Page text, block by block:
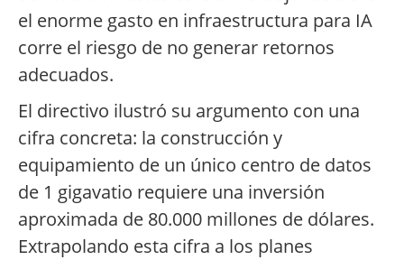
el enorme gasto en infraestructura para IA
corre el riesgo de no generar retornos
adecuados.
El directivo ilustró su argumento con una
cifra concreta: la construcción y
equipamiento de un único centro de datos
de 1 gigavatio requiere una inversión
aproximada de 80.000 millones de dólares.
Extrapolando esta cifra a los planes